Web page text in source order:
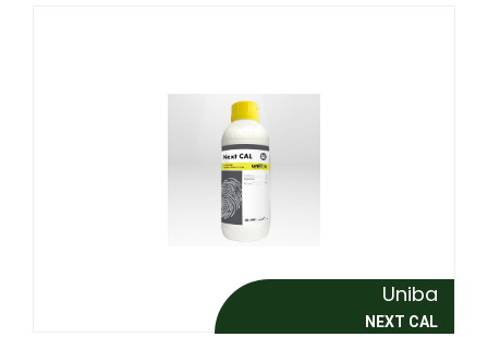
Uniba
NEXT CAL